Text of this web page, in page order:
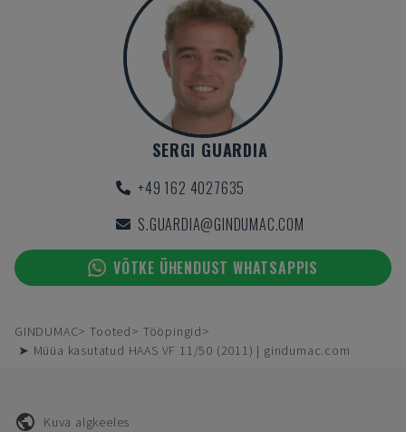
SERGI GUARDIA
+49 162 4027635
S.GUARDIA@GINDUMAC.COM
VÕTKE ÜHENDUST WHATSAPPIS
GINDUMAC Tooted
Tööpingid
➤ Müüa kasutatud HAAS VF 11/50 (2011) | gindumac.com
Kuva algkeeles